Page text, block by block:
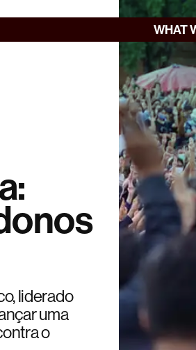
WHAT
liderado
uma
o